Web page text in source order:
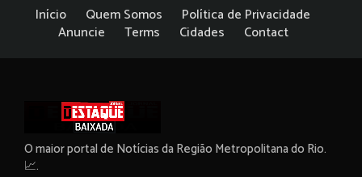
Início Quem Somos
Política de Privacidade
Anuncie
Terms Cidades Contact
O maior portal de Notícias da Região Metropolitana do Rio.
📈.